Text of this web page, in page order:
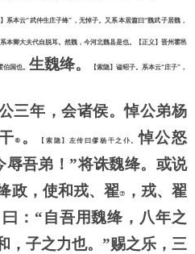
】系本云“武仲生庄子绛”，无悼子。又系本居篇曰“魏武子居魏，
本卿大夫代自脱耳。然魏，今河北魏县是也。【正义】晋州霍邑
国也。 生魏绛。 【索隐】谥昭子。系本云“庄子”，
三年，会诸侯。悼公弟杨
⑥ 。 【索隐】左传曰僇杨干之仆。 悼公怒
辱吾弟！”将诛魏绛。或说
政，使和戎、翟⑦
，戎、翟
： “自吾用魏绛，八年之
，子之力也。”赐之乐，三